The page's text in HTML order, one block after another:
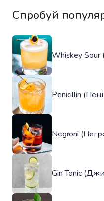
Спробуй
Whiskey Sour
Penicillin
Negroni
Gin Tonic